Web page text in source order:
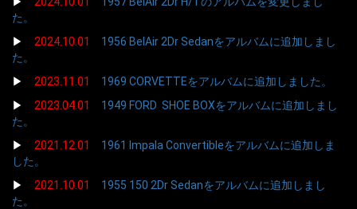
た。
▶
2024.10.01
1956 BelAir 2Dr Sedanをアルバムに追加しまし
た。
▶
2023.11.01
1969 CORVETTEをアルバムに追加しました。
▶
2023.04.01
1949 FORD SHOE BOXをアルバムに追加しまし
た。
▶
2021.12.01
1961 Impala Convertibleをアルバムに追加しま
した。
▶
2021.10.01
1955 150 2Dr Sedanをアルバムに追加しまし
た。